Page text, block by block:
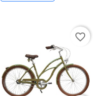
favorite_border